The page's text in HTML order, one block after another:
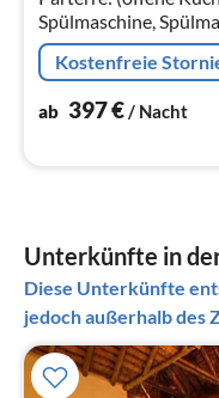
Spülmaschine,
Tiefkühlschrank),
Sitzecke)
Kostenfreie
ab 397€/ Nacht
Unterkünfte in
Diese Unterkünfte
jedoch außerhalb des